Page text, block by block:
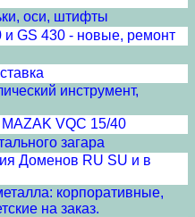
оси, штифты
и GS 430 - новые, ремонт
инструмент,
VQC 15/40
загара
Доменов RU SU и в
корпоративные,
на заказ.